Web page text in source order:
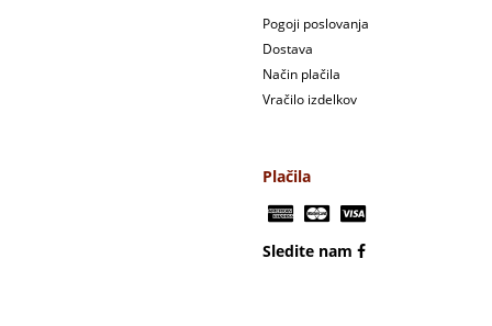
Pogoji poslovanja
Dostava
Način plačila
Vračilo izdelkov
Plačila
Sledite nam